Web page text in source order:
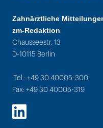
Zahnärztliche
zm-Redaktion
Chausseestr. 13
D-10115 Berlin
Tel.: +49 30 40005-300
Fax: +49 30 40005-319
LinkedIn